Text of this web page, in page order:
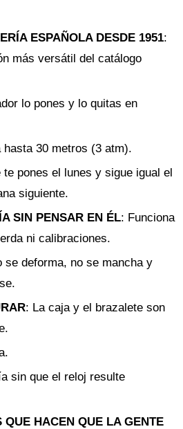
ESPAÑOLA DESDE 1951:
más versátil del catálogo
lo pones y lo quitas en
hasta 30 metros (3 atm).
te pones el lunes y sigue igual el
siguiente.
SIN PENSAR EN ÉL: Funciona
ni calibraciones.
se deforma, no se mancha y
: La caja y el brazalete son
sin que el reloj resulte
QUE HACEN QUE LA GENTE